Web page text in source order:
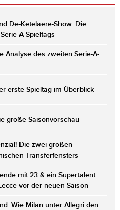
De-Ketelaere-Show: Die
A-Spieltags
Analyse des zweiten Serie-A-
erste Spieltag im Überblick
große Saisonvorschau
Die zwei großen
Transferfensters
mit 23 & ein Supertalent
vor der neuen Saison
Wie Milan unter Allegri den